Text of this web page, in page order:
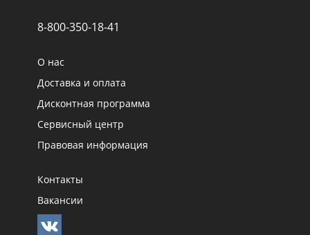
8-800-350-18-41
О нас
Доставка и оплата
Дисконтная программа
Сервисный центр
Правовая информация
Контакты
Вакансии